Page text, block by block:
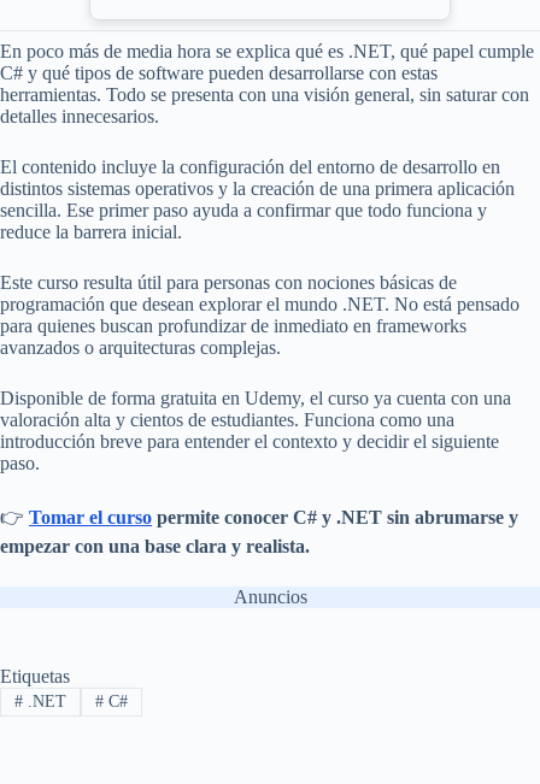
En poco más de media hora se explica qué es .NET, qué papel cumple
C# y qué tipos de software pueden desarrollarse con estas
herramientas. Todo se presenta con una visión general, sin saturar con
detalles innecesarios.
El contenido incluye la configuración del entorno de desarrollo en
distintos sistemas operativos y la creación de una primera aplicación
sencilla. Ese primer paso ayuda a confirmar que todo funciona y
reduce la barrera inicial.
Este curso resulta útil para personas con nociones básicas de
programación que desean explorar el mundo .NET. No está pensado
para quienes buscan profundizar de inmediato en frameworks
avanzados o arquitecturas complejas.
Disponible de forma gratuita en Udemy, el curso ya cuenta con una
valoración alta y cientos de estudiantes. Funciona como una
introducción breve para entender el contexto y decidir el siguiente
paso.
👉 Tomar el curso permite conocer C# y .NET sin abrumarse y
empezar con una base clara y realista.
Anuncios
Etiquetas
#.NET #C#